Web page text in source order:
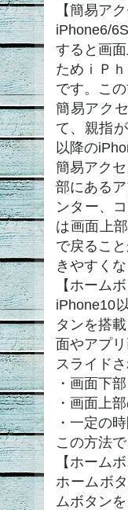
【簡易ア
iPhone6/
すると画
ためｉＰ
です。こ
簡易アク
て、親指
以降の
簡易アク
部にある
ンター、
は画面上
で戻るこ
きやすくな
【ホーム
iPhone10
タンを搭
面やアプ
スライド
・画面下
・画面上
・一定の
この方法
【ホーム
ホームボ
ムボタン